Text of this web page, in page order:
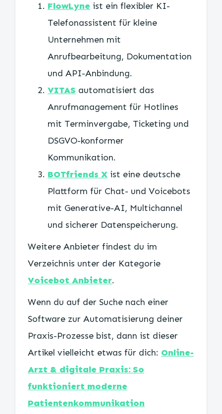
FlowLyne ist ein flexibler KI-
Telefonassistent für kleine
Unternehmen mit
Anrufbearbeitung, Dokumentation
und API-Anbindung.
VITAS automatisiert das
Anrufmanagement für Hotlines
mit Terminvergabe, Ticketing und
DSGVO-konformer
Kommunikation.
BOTfriends X ist eine deutsche
Plattform für Chat- und Voicebots
mit Generative-AI, Multichannel
und sicherer Datenspeicherung.
Weitere Anbieter findest du im
Verzeichnis unter der Kategorie
Voicebot Anbieter.
Wenn du auf der Suche nach einer
Software zur Automatisierung deiner
Praxis-Prozesse bist, dann ist dieser
Artikel vielleicht etwas für dich: Online-
Arzt & digitale Praxis: So
funktioniert moderne
Patientenkommunikation